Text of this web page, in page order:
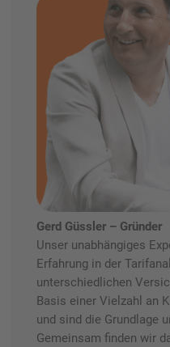
Gerd Güssler – Gründer
Unser unabhängiges
Erfahrung in der
unterschiedlichen
Basis einer Vielzahl an
und sind die Grundlage
Gemeinsam finden wir